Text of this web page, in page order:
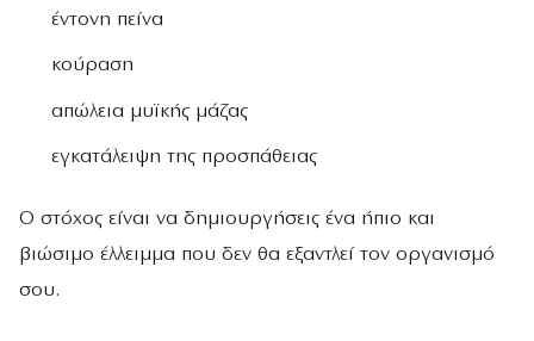
έντονη πείνα
κούραση
απώλεια μυϊκής μάζας
εγκατάλειψη της προσπάθειας
Ο στόχος είναι να δημιουργήσεις ένα ήπιο και
βιώσιμο έλλειμμα που δεν θα εξαντλεί τον οργανισμό
σου.